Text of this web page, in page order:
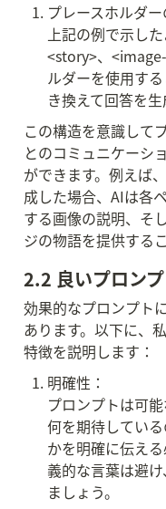
プレースホルダー
上記の例で示し
<story>、
ルダーを使用す
き換えて回答を生
この構造を意識して
とのコミュニケーシ
ができます。例えば
成した場合、AIは各
する画像の説明、そ
ジの物語を提供する
2.2 良いプロン
効果的なプロンプト
あります。以下に、
特徴を説明します：
明確性：
プロンプトは可
何を期待してい
かを明確に伝え
義的な言葉は避
ましょう。